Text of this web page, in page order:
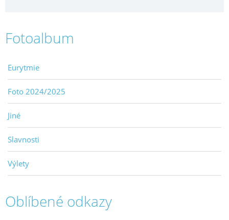
Fotoalbum
Eurytmie
Foto 2024/2025
Jiné
Slavnosti
Výlety
Oblíbené odkazy